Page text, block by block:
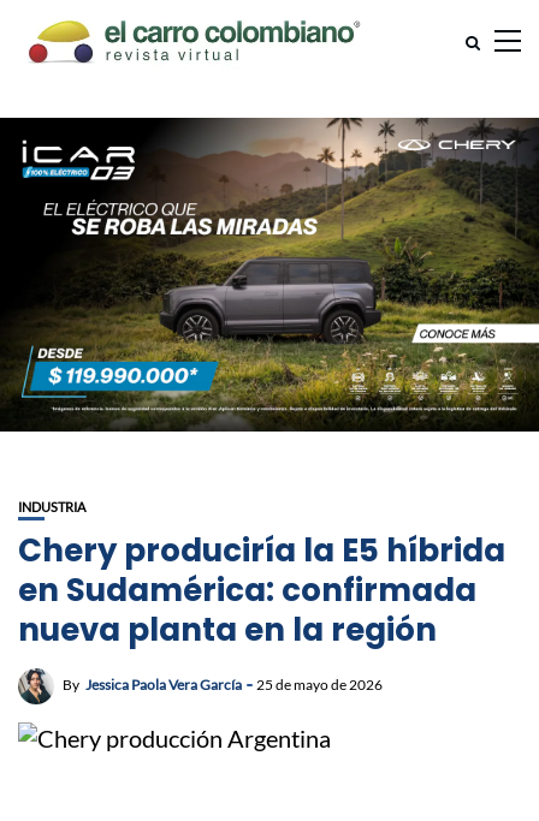
INDUSTRIA
Chery produciría la E5 híbrida
en Sudamérica: confirmada
nueva planta en la región
By Jessica Paola Vera García 25 de mayo de 2026